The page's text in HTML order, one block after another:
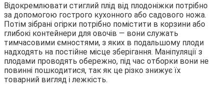
Відокремлювати стиглий плід від плодоніжки потрібно
за допомогою гострого кухонного або садового ножа.
Потім зібрані огірки потрібно помістити в корзини або
глибокі контейнери для овочів — вони служать
тимчасовими ємностями, з яких в подальшому плоди
надходять на постійне місце зберігання. Маніпуляції з
плодами проводять обережно, під час отборки вони не
повинні пошкодитися, так як це різко знижує їх
товарний вигляд і лежкість.